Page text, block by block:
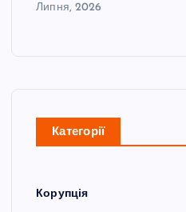
Липня, 2026
Категорії
Корупція